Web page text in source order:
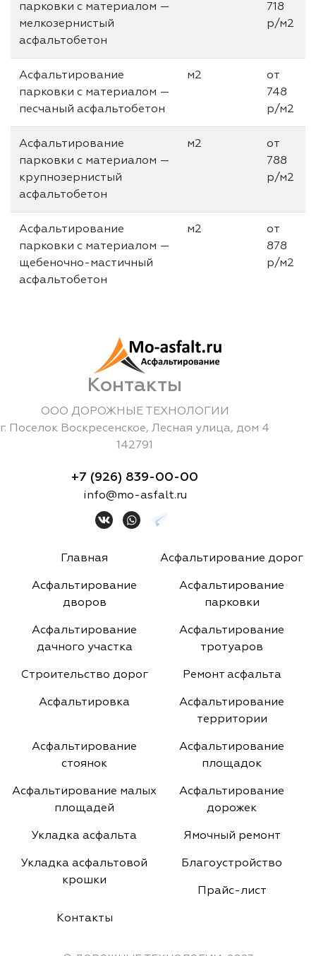
парковки с материалом —
мелкозернистый
асфальтобетон
718
р/м2
Асфальтирование
парковки с материалом —
песчаный асфальтобетон
м2
от
748
р/м2
Асфальтирование
парковки с материалом —
крупнозернистый
асфальтобетон
м2
от
788
р/м2
Асфальтирование
парковки с материалом —
щебеночно-мастичный
асфальтобетон
м2
от
878
р/м2
Контакты
ООО ДОРОЖНЫЕ ТЕХНОЛОГИИ
г.
Поселок Воскресенское, Лесная улица, дом 4
142791
+7 (926) 839-00-00
info@mo-asfalt.ru
Главная Асфальтирование дорог
Асфальтирование
дворов
Асфальтирование
парковки
Асфальтирование
дачного участка
Асфальтирование
тротуаров
Строительство дорог Ремонт асфальта
Асфальтировка
Асфальтирование
территории
Асфальтирование
стоянок
Асфальтирование
площадок
Асфальтирование малых
площадей
Асфальтирование
дорожек
Укладка асфальта Ямочный ремонт
Укладка асфальтовой
крошки
Благоустройство
Прайс-лист
Контакты